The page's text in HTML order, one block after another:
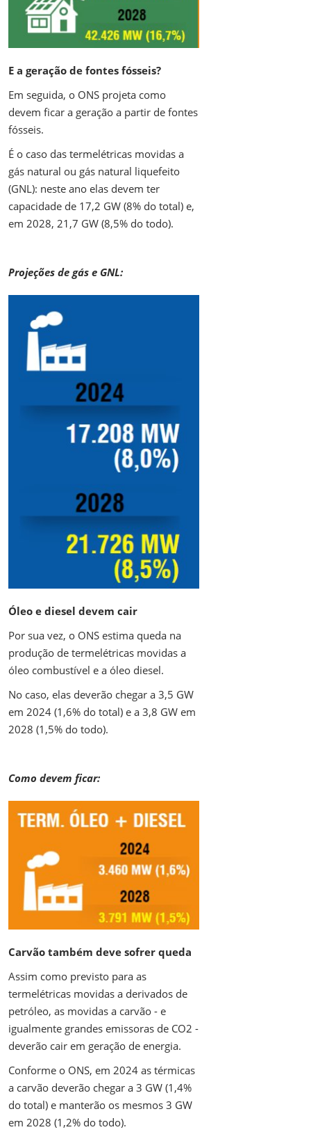
E a geração de fontes fósseis?
Em seguida, o ONS projeta como
devem ficar a geração a partir de fontes
fósseis.
É o caso das termelétricas movidas a
gás natural ou gás natural liquefeito
(GNL): neste ano elas devem ter
capacidade de 17,2 GW (8% do total) e,
em 2028, 21,7 GW (8,5% do todo).
Projeções de gás e GNL:
Óleo e diesel devem cair
Por sua vez, o ONS estima queda na
produção de termelétricas movidas a
óleo combustível e a óleo diesel.
No caso, elas deverão chegar a 3,5 GW
em 2024 (1,6% do total) e a 3,8 GW em
2028 (1,5% do todo).
Como devem ficar:
Carvão também deve sofrer queda
Assim como previsto para as
termelétricas movidas a derivados de
petróleo, as movidas a carvão - e
igualmente grandes emissoras de CO2 -
deverão cair em geração de energia.
Conforme o ONS, em 2024 as térmicas
a carvão deverão chegar a 3 GW (1,4%
do total) e manterão os mesmos 3 GW
em 2028 (1,2% do todo).